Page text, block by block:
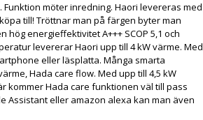
möter inredning. Haori levereras med
till! Tröttnar man på färgen byter man
energieffektivitet A+++ SCOP 5,1 och
levererar Haori upp till 4 kW värme. Med
eller läsplatta. Många smarta
Hada care flow. Med upp till 4,5 kW
kommer Hada care funktionen väl till pass
Assistant eller amazon alexa kan man även